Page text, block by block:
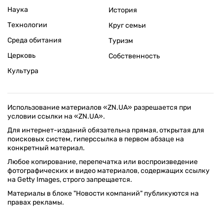
Наука
Технологии
Среда обитания
Церковь
Культура
История
Круг семьи
Туризм
Собственность
Использование материалов «ZN.UA» разрешается при
условии ссылки на «ZN.UA».
Для интернет-изданий обязательна прямая, открытая для
поисковых систем, гиперссылка в первом абзаце на
конкретный материал.
Любое копирование, перепечатка или воспроизведение
фотографических и видео материалов, содержащих ссылку
на Getty Images, строго запрещается.
Материалы в блоке "Новости компаний" публикуются на
правах рекламы.